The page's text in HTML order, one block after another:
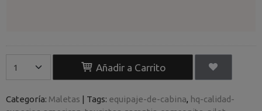
Añadir a Carrito
Categoría: Maletas | Tags: equipaje-de-cabina hq-calidad-